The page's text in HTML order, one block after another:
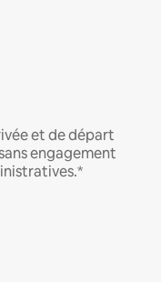
et de départ
engagement